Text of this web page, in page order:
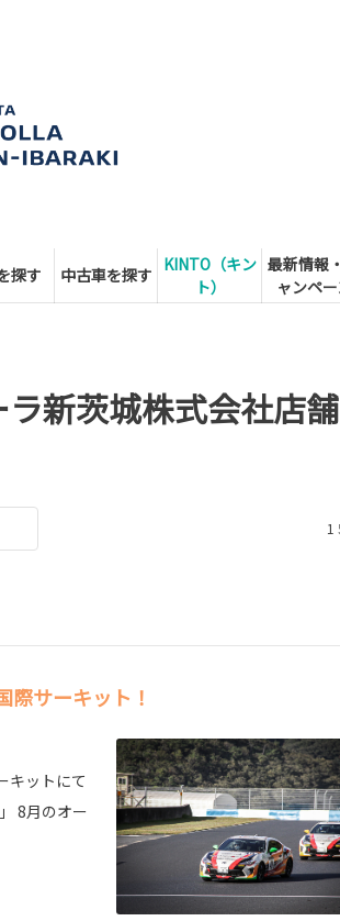
探す 中古車を探す KINTO（キン
ト）
最新情報
ャンペ
ラ新茨城株式会社店
際サーキット！
キットにて
8月のオー